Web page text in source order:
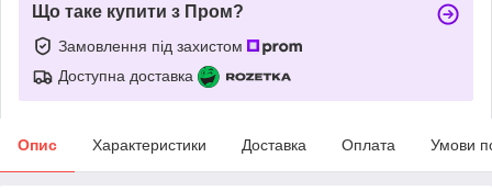
Що таке купити з Пром?
Замовлення під захистом
Доступна доставка
Опис Характеристики Доставка Оплата Умови